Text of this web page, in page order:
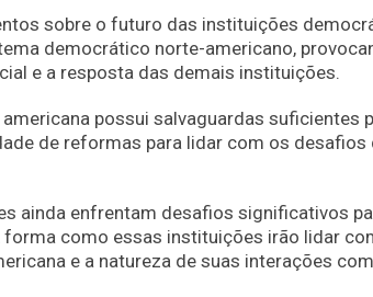
sobre o futuro das instituições
democrático norte-americano,
e a resposta das demais instituições.
possui salvaguardas suficientes
de reformas para lidar com os desafios
ainda enfrentam desafios significativos
como essas instituições irão lidar
e a natureza de suas interações com